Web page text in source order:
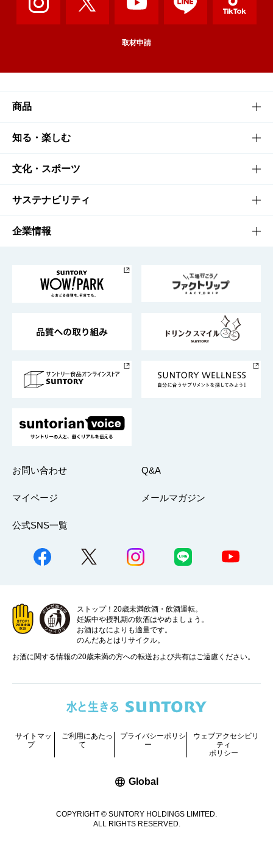
取材申請
商品
商品TOP
商品一覧
商品発売情報
栄養成分一覧
知る・楽しむ
知る・楽しむTOP
キャンペーン
工場見学
地域情報
文化・スポーツ
文化・スポーツTOP
サントリーホール
サントリーサンバーズ大阪
サステナビリティ
サステナビリティTOP
サントリーが考えるサステナビリティ経営
企業情報
企業概要
採用情報
お問い合わせ Q&A
マイページ メールマガジン
公式SNS一覧
ストップ！20歳未満飲酒・飲酒運転。
妊娠中や授乳期の飲酒はやめましょう。
お酒はなによりも適量です。
のんだあとはリサイクル。
お酒に関する情報の20歳未満の方への転送および共有はご遠慮ください。
COPYRIGHT © SUNTORY HOLDINGS LIMITED.
ALL RIGHTS RESERVED.
サイトマッ
プ
ご利用にあたっ
て
プライバシーポリシ
ー
ウェブアクセシビリ
ティ
ポリシー
Global新しいウィンドウで開く